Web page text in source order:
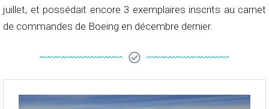
juillet, et possédait encore 3 exemplaires inscrits au carnet
de commandes de Boeing en décembre dernier.